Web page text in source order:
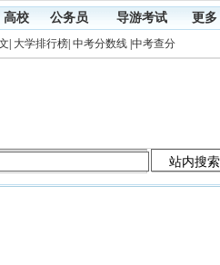
高校 公务员 导游考试 更多
大学排行榜| 中考分数线| 中考查分